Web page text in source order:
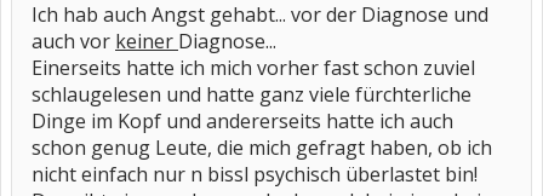
Ich hab auch Angst gehabt... vor der Diagnose und
auch vor keiner Diagnose...
Einerseits hatte ich mich vorher fast schon zuviel
schlaugelesen und hatte ganz viele fürchterliche
Dinge im Kopf und andererseits hatte ich auch
schon genug Leute, die mich gefragt haben, ob ich
nicht einfach nur n bissl psychisch überlastet bin!